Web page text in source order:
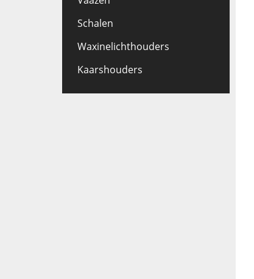
Schalen
Waxinelichthouders
Kaarshouders